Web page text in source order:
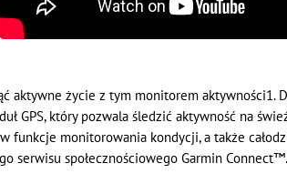
aktywne życie z tym monitorem
GPS, który pozwala śledzić aktywność na
funkcje monitorowania kondycji, a także
serwisu społecznościowego Garmin